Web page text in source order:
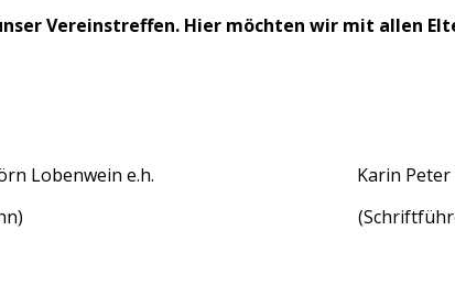
Vereinstreffen. Hier möchten wir mit allen
Björn Lobenwein e.h. Karin Peter